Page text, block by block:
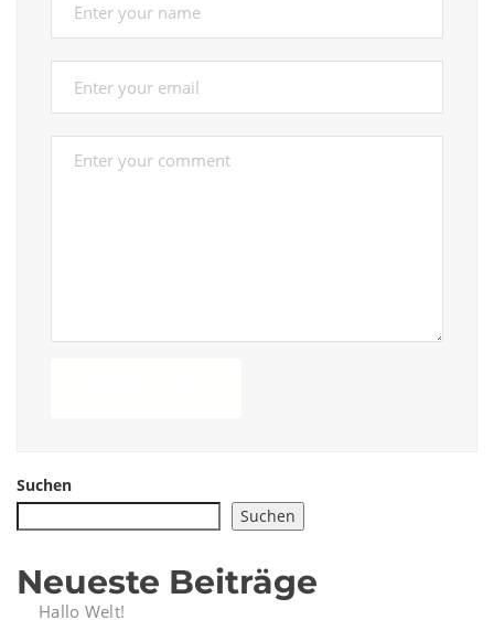
Suchen
Suchen
Neueste Beiträge
Hallo Welt!